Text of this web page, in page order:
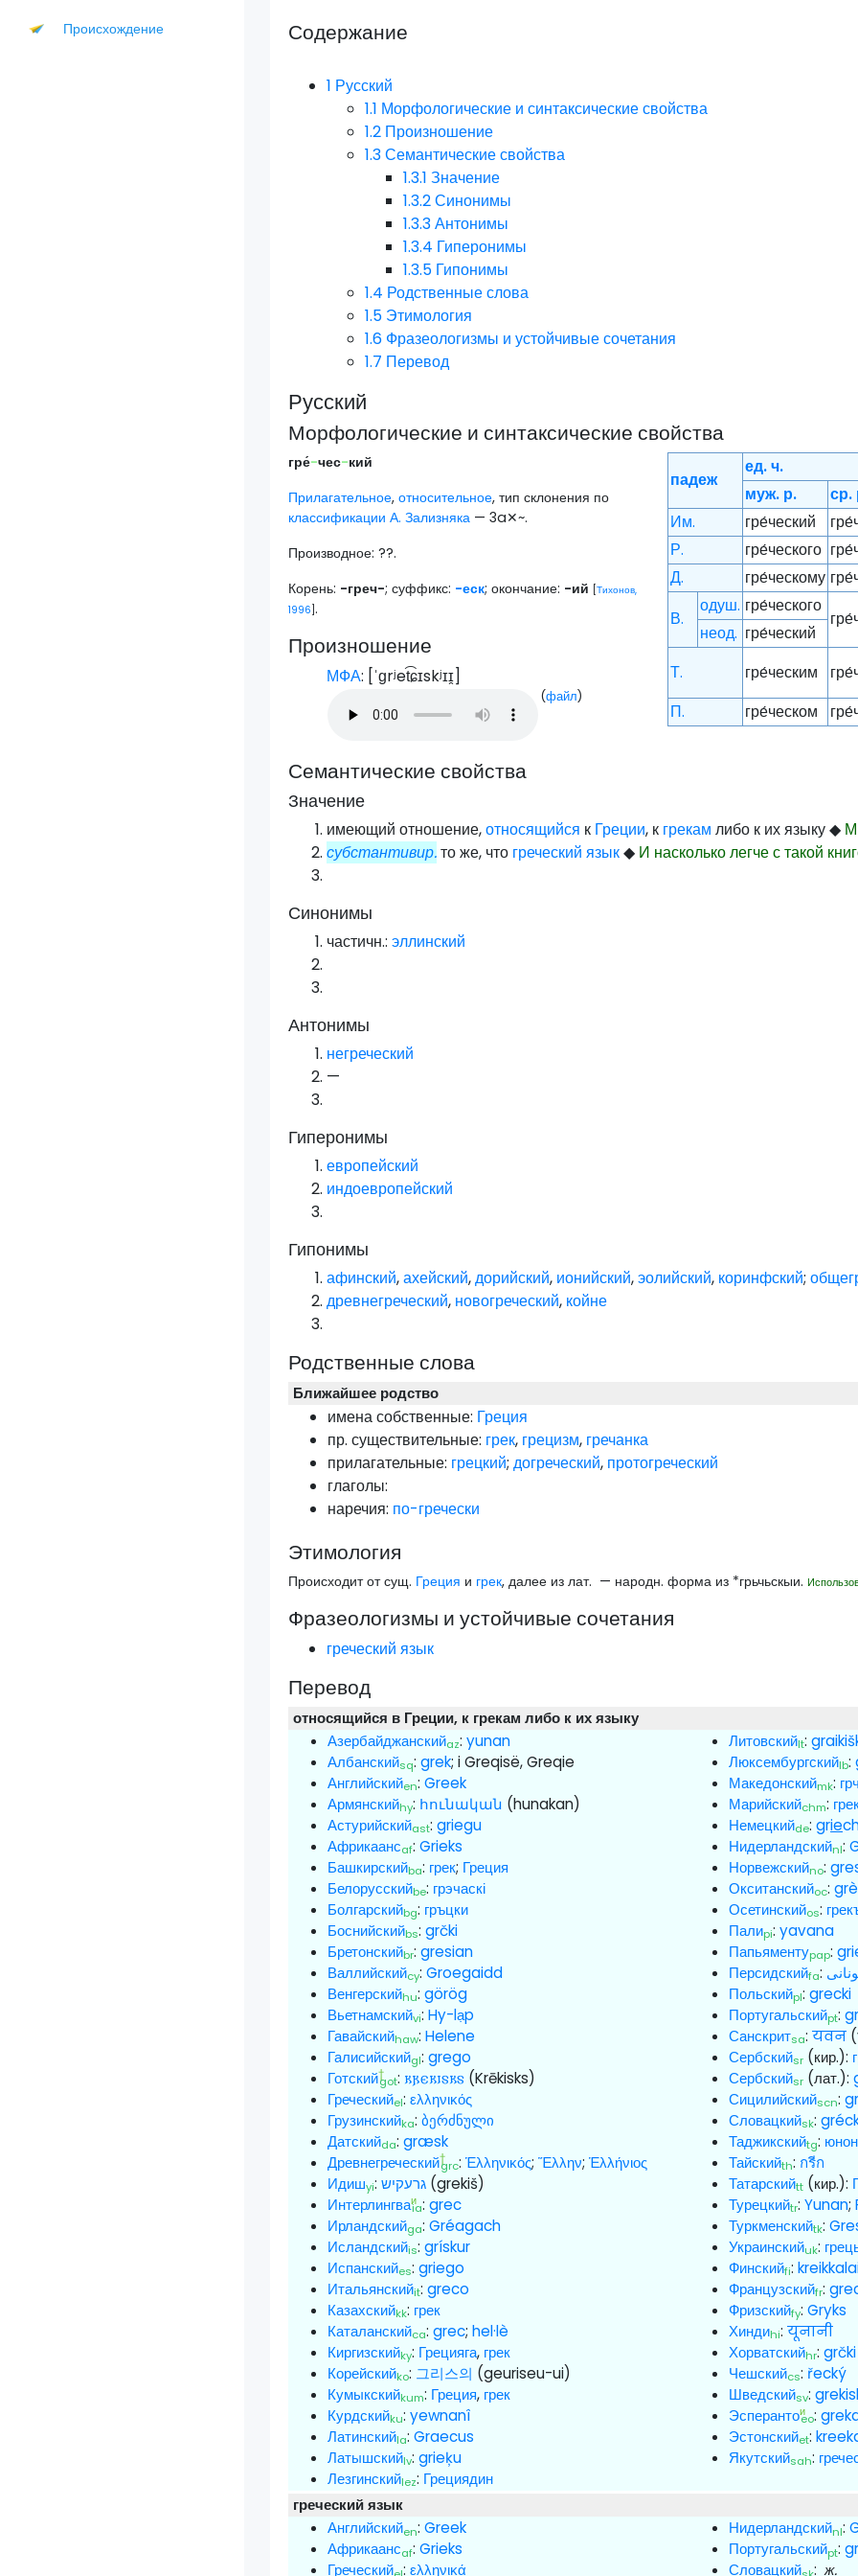
Происхождение Содержание
1 Русский
1.1 Морфологические и синтаксические свойства
1.2 Произношение
1.3Семантические свойства
1.3.1 Значение
1.3.2Синонимы
1.3.3Антонимы
1.3.4 Гиперонимы
1.3.5 Гипонимы
1.4 Родственные слова
1.5 Этимология
1.6 Фразеологизмы и устойчивые сочетания
1.7 Перевод
Русский
Морфологические и синтаксические свойства
падеж
ед. ч.
муж. р. ср.
Им.
гре́ческий
Р.
гре́ческого
Д.
гре́ческому
В.
одуш. гре́ческого
неод. гре́ческий
Т.
гре́ческим
П.
гре́ческом
гре́-чес-кий
Прилагательное,относительное, тип склонения по
классификации А. Зализняка — 3a✕~.
Производное: ??.
Корень: -греч-; суффикс: -еск; окончание: -ий [Тихонов,
1996 ].
Произношение
МФА: [ˈɡrʲet͡ɕɪskʲɪɪ̯]
(файл)
Семантические свойства
Значение
имеющий отношение,относящийся к Греции, к грекам либо к их языку◆
субстантивир.то же, что греческий язык◆ И насколько легче с такой
Синонимы
частичн.:эллинский
Антонимы
негреческий
—
Гиперонимы
европейский
индоевропейский
Гипонимы
афинский,ахейский,дорийский, ионийский,эолийский, коринфский;
древнегреческий, новогреческий, койне
Родственные слова
Ближайшее родство
имена собственные: Греция
пр.существительные: грек, грецизм, гречанка
прилагательные: грецкий;догреческий, протогреческий
глаголы:
наречия: по-гречески
Этимология
Происходит от сущ. Греция и грек, далее из лат. — народн. форма из *грьчьскыи.
Фразеологизмы и устойчивые сочетания
греческий язык
Перевод
относящийся в Греции, к грекам либо к их языку
Азербайджанскийaz:yunan
Албанскийsq:grek; i Greqisë, Greqie
Английскийen:Greek
Армянскийhy: հունական (hunakan)
Астурийскийast:griegu
Африкаансaf:Grieks
Башкирскийba: грек; Греция
Белорусскийbe: грэчаскі
Болгарскийbg: гръцки
Боснийскийbs:grčki
Бретонскийbr:gresian
Валлийскийcy:Groegaidd
Венгерскийhu:görög
Вьетнамскийvi:Hy-lạp
Гавайскийhaw:Helene
Галисийскийgl:grego
Готский†
got: 𐌺𐍂𐌴𐌺𐌹𐍃𐌺𐍃 (Krēkisks)
Греческийel:ελληνικός
Грузинскийka:ბერძნული
Датскийda:græsk
Древнегреческий†
grc:Ἑλληνικός;Ἕλλην;Ἑλλήνιος
Идишyi:גרעקיש (grekiš)
Интерлингваи
ia:grec
Ирландскийga:Gréagach
Исландскийis:grískur
Испанскийes:griego
Итальянскийit:greco
Казахскийkk: грек
Каталанскийca:grec;hel·lè
Киргизскийky: Грецияга, грек
Корейскийko: 그리스의 (geuriseu-ui)
Кумыкскийkum: Греция, грек
Курдскийku:yewnanî
Латинскийla:Graecus
Латышскийlv:grieķu
Лезгинскийlez: Грециядин
Литовскийlt:
Люксембургскийlb:
Македонскийmk:
Марийскийchm:
Немецкийde:grie
Нидерландскийnl:
Норвежскийno:
Окситанскийoc:
Осетинскийos:
Палиpi:yavana
Папьяментуpap:
Персидскийfa:
Польскийpl:grecki
Португальскийpt:
Санскритsa:यवन
Сербскийsr (кир.):
Сербскийsr (лат.):
Сицилийскийscn:
Словацкийsk:
Таджикскийtg:
Тайскийth: กรีก
Татарскийtt (кир.):
Турецкийtr:Yunan;
Туркменскийtk:
Украинскийuk:
Финскийfi:
Французскийfr:
Фризскийfy:Gryks
Хиндиhi:यूनानी
Хорватскийhr:grčki
Чешскийcs: řecký
Шведскийsv:
Эсперантои
eo:
Эстонскийet:
Якутскийsah:
греческий язык
Английскийen:Greek
Африкаансaf:Grieks
Греческий :ελληνικά
Нидерландскийnl:
Португальскийpt:
Словацкий
: ж.